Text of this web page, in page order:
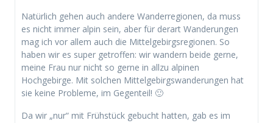
Natürlich gehen auch andere Wanderregionen, da muss
es nicht immer alpin sein, aber für derart Wanderungen
mag ich vor allem auch die Mittelgebirgsregionen. So
haben wir es super getroffen: wir wandern beide gerne,
meine Frau nur nicht so gerne in allzu alpinen
Hochgebirge. Mit solchen Mittelgebirgswanderungen hat
sie keine Probleme, im Gegenteil! 🙂
Da wir „nur“ mit Frühstück gebucht hatten, gab es im